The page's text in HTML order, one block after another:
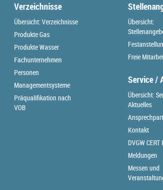
Verzeichnisse
Übersicht: Verzeichnisse
Produkte Gas
Produkte Wasser
Fachunternehmen
Personen
Managementsysteme
Präqualifikation nach
VOB
Übersicht:
Freie
Service /
Übersicht:
Aktuelles
Kontakt
DVGW
Meldungen
Messen und